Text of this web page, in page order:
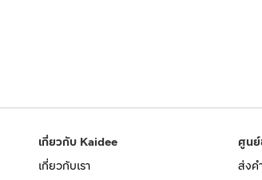
เกี่ยวกับ Kaidee
เกี่ยวกับเรา
ศูนย์
ส่งค